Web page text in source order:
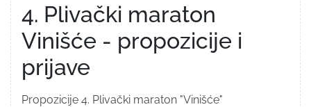
4. Plivački maraton
Vinišće - propozicije i
prijave
Propozicije 4. Plivački maraton "Vinišće"